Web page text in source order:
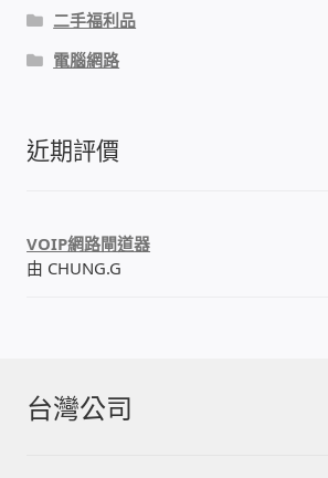
購物車
二手福利品
電腦網路
近期評價
VOIP網路閘道器
由 CHUNG.G
台灣公司